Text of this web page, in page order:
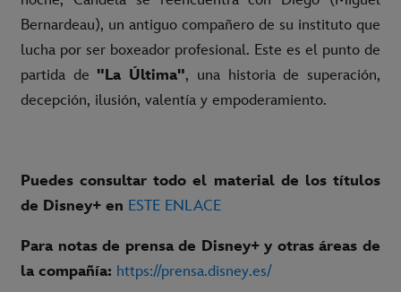
Bernardeau), un antiguo compañero de su instituto que
lucha por ser boxeador profesional. Este es el punto de
partida de "La Última", una historia de superación,
decepción, ilusión, valentía y empoderamiento.
Puedes consultar todo el material de los títulos
de Disney+ en ESTE ENLACE
Para notas de prensa de Disney+ y otras áreas de
la compañía: https://prensa.disney.es/